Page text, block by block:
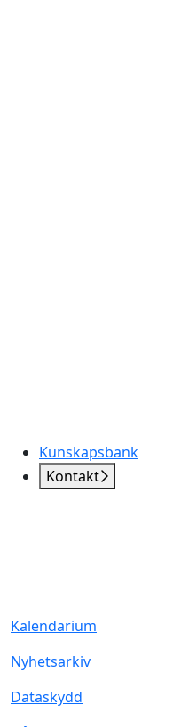
Kunskapsbank
Kontakt
Kalendarium
Nyhetsarkiv
Dataskydd